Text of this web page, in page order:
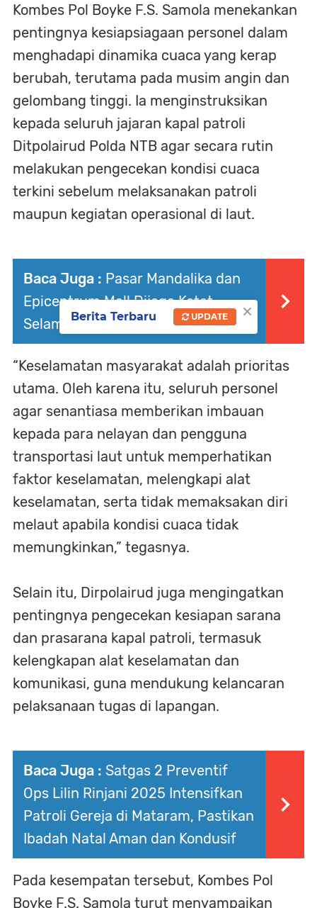
Kombes Pol Boyke F.S. Samola menekankan
pentingnya kesiapsiagaan personel dalam
menghadapi dinamika cuaca yang kerap
berubah, terutama pada musim angin dan
gelombang tinggi. Ia menginstruksikan
kepada seluruh jajaran kapal patroli
Ditpolairud Polda NTB agar secara rutin
melakukan pengecekan kondisi cuaca
terkini sebelum melaksanakan patroli
maupun kegiatan operasional di laut.
Baca Juga : Pasar Mandalika dan
Epicentrum Mall Dijaga Ketat
Selama Operasi Lilin Rinjani
“Keselamatan masyarakat adalah prioritas
utama. Oleh karena itu, seluruh personel
agar senantiasa memberikan imbauan
kepada para nelayan dan pengguna
transportasi laut untuk memperhatikan
faktor keselamatan, melengkapi alat
keselamatan, serta tidak memaksakan diri
melaut apabila kondisi cuaca tidak
memungkinkan,” tegasnya.
Selain itu, Dirpolairud juga mengingatkan
pentingnya pengecekan kesiapan sarana
dan prasarana kapal patroli, termasuk
kelengkapan alat keselamatan dan
komunikasi, guna mendukung kelancaran
pelaksanaan tugas di lapangan.
Baca Juga : Satgas 2 Preventif
Ops Lilin Rinjani 2025 Intensifkan
Patroli Gereja di Mataram, Pastikan
Ibadah Natal Aman dan Kondusif
Pada kesempatan tersebut, Kombes Pol
Boyke F.S. Samola turut menyampaikan
×
Berita Terbaru UPDATE